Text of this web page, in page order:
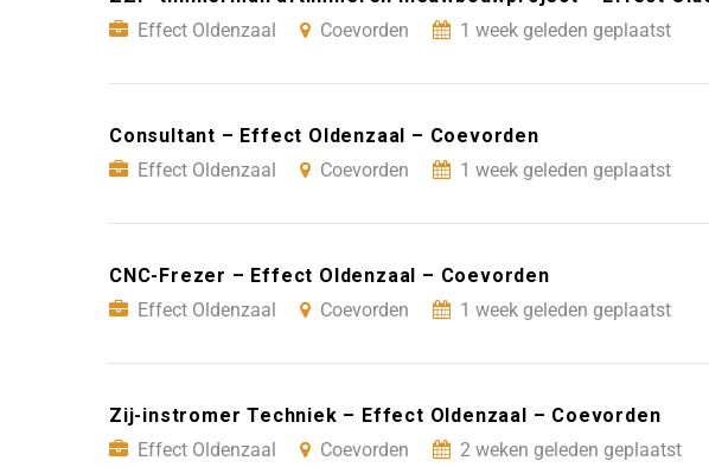
Effect Oldenzaal
Coevorden 1 week geleden geplaatst
Consultant – Effect Oldenzaal – Coevorden
Effect Oldenzaal
Coevorden 1 week geleden geplaatst
CNC-Frezer – Effect Oldenzaal – Coevorden
Effect Oldenzaal
Coevorden 1 week geleden geplaatst
Zij-instromer Techniek – Effect Oldenzaal – Coevorden
Effect Oldenzaal
Coevorden 2 weken geleden geplaatst